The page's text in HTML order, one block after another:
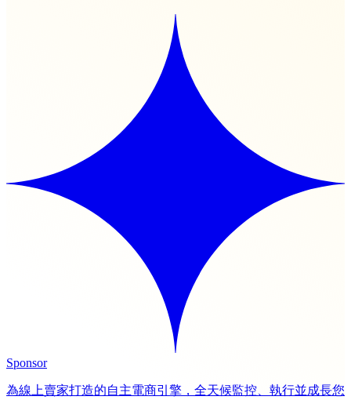
Sponsor
為線上賣家打造的自主電商引擎，全天候監控、執行並成長您